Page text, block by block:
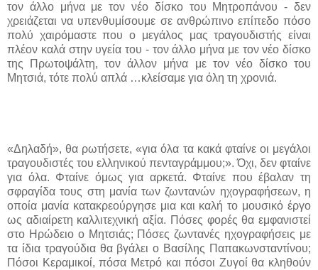
τον άλλο μήνα με τον νέο δίσκο του Μητροπάνου - δεν
χρειάζεται να υπενθυμίσουμε σε ανθρώπινο επίπεδο πόσο
πολύ χαιρόμαστε που ο μεγάλος μας τραγουδιστής είναι
πλέον καλά στην υγεία του - τον άλλο μήνα με τον νέο δίσκο
της Πρωτοψάλτη, τον άλλον μήνα με τον νέο δίσκο του
Μητσιά, τότε πολύ απλά …κλείσαμε για όλη τη χρονιά.
«Δηλαδή», θα ρωτήσετε, «για όλα τα κακά φταίνε οι μεγάλοι
τραγουδιστές του ελληνικού πενταγράμμου;». Όχι, δεν φταίνε
για όλα. Φταίνε όμως για αρκετά. Φταίνε που έβαλαν τη
σφραγίδα τους στη μανία των ζωντανών ηχογραφήσεων, η
οποία μανία κατακρεούργησε μια και καλή το μουσικό έργο
ως αδιαίρετη καλλιτεχνική αξία. Πόσες φορές θα εμφανιστεί
στο Ηρώδειο ο Μητσιάς; Πόσες ζωντανές ηχογραφήσεις με
τα ίδια τραγούδια θα βγάλει ο Βασίλης Παπακωνσταντίνου;
Πόσοι Κεραμικοί, πόσα Μετρό και πόσοι Ζυγοί θα κληθούν